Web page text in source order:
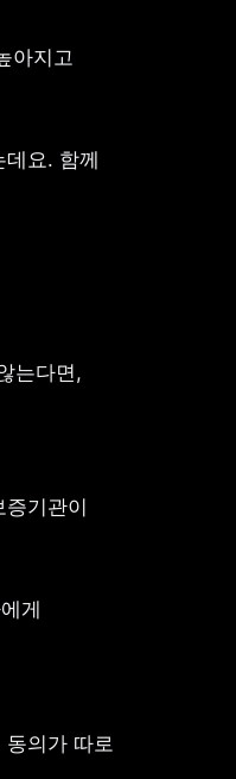
아지고
요. 함께
는다면,
기관이
게
의가 따로